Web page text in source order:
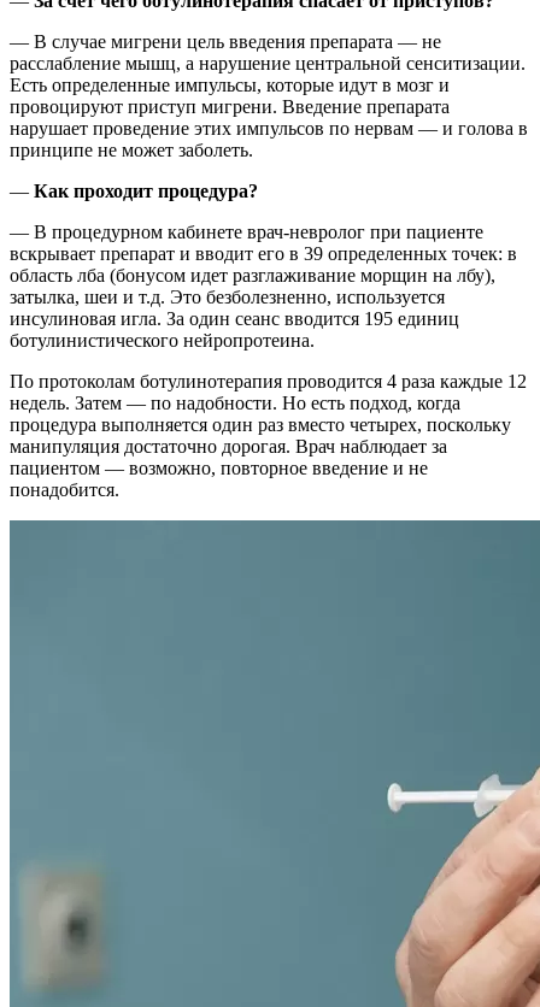
— В случае мигрени цель введения препарата — не
расслабление мышц, а нарушение центральной сенситизации.
Есть определенные импульсы, которые идут в мозг и
провоцируют приступ мигрени. Введение препарата
нарушает проведение этих импульсов по нервам — и голова в
принципе не может заболеть.
— Как проходит процедура?
— В процедурном кабинете врач-невролог при пациенте
вскрывает препарат и вводит его в 39 определенных точек: в
область лба (бонусом идет разглаживание морщин на лбу),
затылка, шеи и т.д. Это безболезненно, используется
инсулиновая игла. За один сеанс вводится 195 единиц
ботулинистического нейропротеина.
По протоколам ботулинотерапия проводится 4 раза каждые 12
недель. Затем — по надобности. Но есть подход, когда
процедура выполняется один раз вместо четырех, поскольку
манипуляция достаточно дорогая. Врач наблюдает за
пациентом — возможно, повторное введение и не
понадобится.